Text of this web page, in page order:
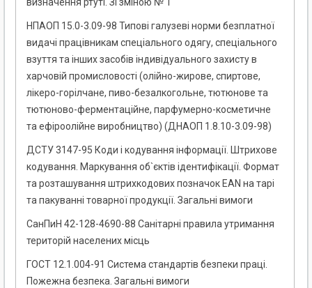
визначення ртуті. Зі зміною № 1
НПАОП 15.0-3.09-98 Типові галузеві норми безплатної
видачі працівникам спеціального одягу, спеціального
взуття та інших засобів індивідуального захисту в
харчовій промисловості (олійно-жирове, спиртове,
лікеро-горілчане, пиво-безалкогольне, тютюнове та
тютюново-ферментаційне, парфумерно-косметичне
та ефіроолійне виробництво) (ДНАОП 1.8.10-3.09-98)
ДСТУ 3147-95 Коди і кодування інформації. Штрихове
кодування. Маркування об`єктів ідентифікації. Формат
та розташування штрихкодових позначок EAN на тарі
та пакуванні товарної продукції. Загальні вимоги
СанПиН 42-128-4690-88 Санітарні правила утримання
територій населених місць
ГОСТ 12.1.004-91 Система стандартів безпеки праці.
Пожежна безпека. Загальні вимоги